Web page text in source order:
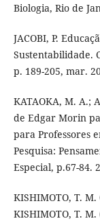
Biologia, Rio de
JACOBI, P.
Sustentabilidade.
p. 189-205, mar.
KATAOKA, M. A.;
de Edgar Morin
para Professores
Pesquisa:
Especial, p.67-84.
KISHIMOTO, T.
KISHIMOTO, T.